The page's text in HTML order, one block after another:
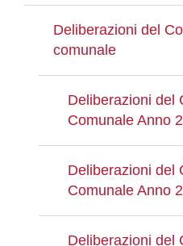
Deliberazioni del
comunale
Deliberazioni del
Comunale Anno
Deliberazioni del
Comunale Anno
Deliberazioni del